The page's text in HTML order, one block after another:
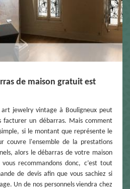
de maison gratuit est
jewelry vintage à Bouligneux peut
facturer un débarras. Mais comment
si le montant que représente le
couvre l'ensemble de la prestations
alors le débarras de votre maison
recommandons donc, c’est tout
de devis afin que vous sachiez si
Un de nos personnels viendra chez